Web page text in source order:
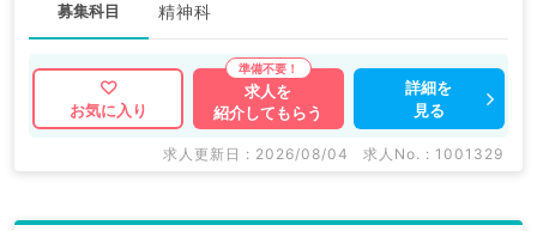
募集科目 精神科
お気に入り
求人を
紹介してもらう
詳細を
見る
求人更新日 : 2026/08/04 求人No. : 1001329